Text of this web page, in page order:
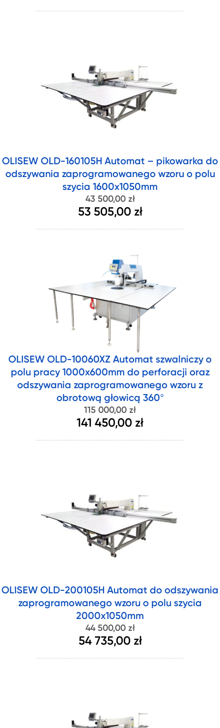
OLISEW OLD-160105H Automat – pikowarka do
odszywania zaprogramowanego wzoru o polu
szycia 1600x1050mm
43 500,00 zł
53 505,00 zł
OLISEW OLD-10060XZ Automat szwalniczy o
polu pracy 1000x600mm do perforacji oraz
odszywania zaprogramowanego wzoru z
obrotową głowicą 360°
115 000,00 zł
141 450,00 zł
OLISEW OLD-200105H Automat do odszywania
zaprogramowanego wzoru o polu szycia
2000x1050mm
44 500,00 zł
54 735,00 zł